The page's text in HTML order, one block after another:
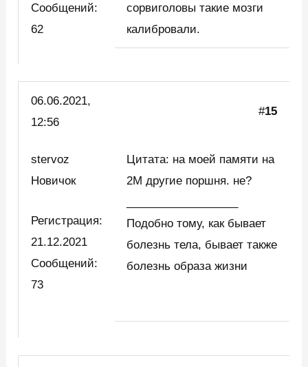
Сообщений:
62
сорвиголовы такие мозги
калибровали.
06.06.2021,
12:56
#15
stervoz
Новичок
Регистрация:
21.12.2021
Сообщений:
73
Цитата: на моей памяти на
2М другие поршня. не?
Подобно тому, как бывает
болезнь тела, бывает также
болезнь образа жизни